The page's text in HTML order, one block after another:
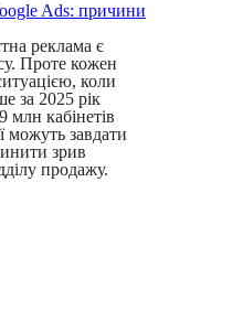
Ads: причини
реклама є
Проте кожен
коли
за 2025 рік
млн кабінетів
можуть завдати
зрив
продажу.